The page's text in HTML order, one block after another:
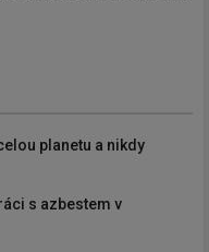
planetu a nikdy
s azbestem v